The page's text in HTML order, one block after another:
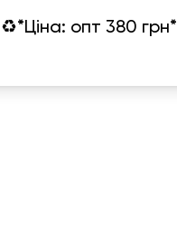
опт 380 грн*